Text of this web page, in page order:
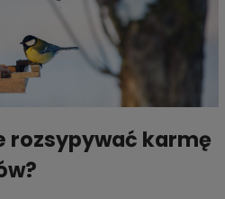
rozsypywać karmę